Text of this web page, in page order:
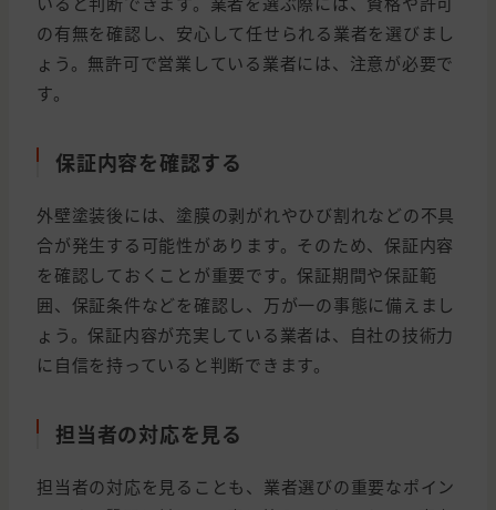
の有無を確認し、安心して任せられる業者を選びまし
ょう。無許可で営業している業者には、注意が必要で
す。
保証内容を確認する
外壁塗装後には、塗膜の剥がれやひび割れなどの不具
合が発生する可能性があります。そのため、保証内容
を確認しておくことが重要です。保証期間や保証範
囲、保証条件などを確認し、万が一の事態に備えまし
ょう。保証内容が充実している業者は、自社の技術力
に自信を持っていると判断できます。
担当者の対応を見る
担当者の対応を見ることも、業者選びの重要なポイン